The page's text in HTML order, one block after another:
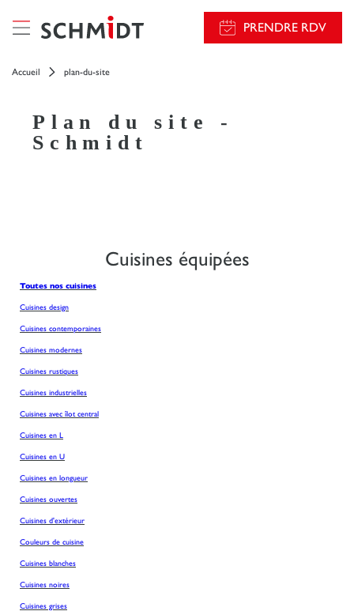
PRENDRE RDV
Accueil plan-du-site
Plan du site -
Schmidt
Cuisines équipées
Toutes nos cuisines
Cuisines design
Cuisines contemporaines
Cuisines modernes
Cuisines rustiques
Cuisines industrielles
Cuisines avec îlot central
Cuisines en L
Cuisines en U
Cuisines en longueur
Cuisines ouvertes
Cuisines d'extérieur
Couleurs de cuisine
Cuisines blanches
Cuisines noires
Cuisines grises